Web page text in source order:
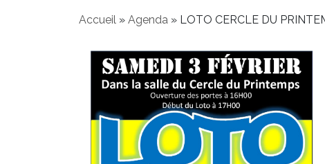
Accueil » Agenda » LOTO CERCLE DU